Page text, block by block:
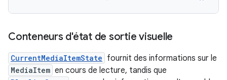
Conteneurs d'état de sortie visuelle
CurrentMediaItemState fournit des informations sur le
MediaItem en cours de lecture, tandis que